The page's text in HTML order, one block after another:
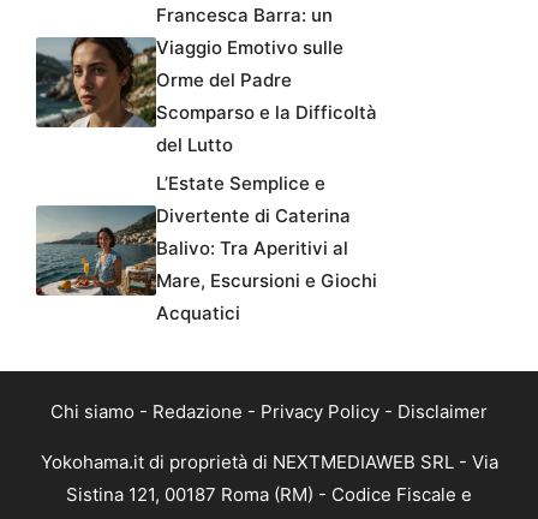
Francesca Barra: un
Viaggio Emotivo sulle
Orme del Padre
Scomparso e la Difficoltà
del Lutto
L’Estate Semplice e
Divertente di Caterina
Balivo: Tra Aperitivi al
Mare, Escursioni e Giochi
Acquatici
Chi siamo - Redazione - Privacy Policy - Disclaimer
Yokohama.it di proprietà di NEXTMEDIAWEB SRL - Via
Sistina 121, 00187 Roma (RM) - Codice Fiscale e